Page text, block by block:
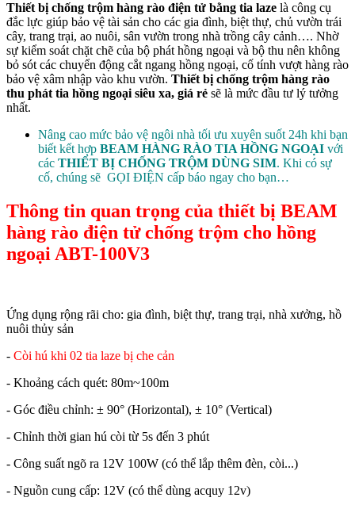
Thiết bị chống trộm hàng rào điện tử bằng tia laze là công cụ
đắc lực giúp bảo vệ tài sản cho các gia đình, biệt thự, chủ vườn trái
cây, trang trại, ao nuôi, sân vườn trong nhà trồng cây cảnh…. Nhờ
sự kiểm soát chặt chẽ của bộ phát hồng ngoại và bộ thu nên không
bỏ sót các chuyển động cắt ngang hồng ngoại, cố tính vượt hàng rào
bảo vệ xâm nhập vào khu vườn. Thiết bị chống trộm hàng rào
thu phát tia hồng ngoại siêu xa, giá rẻ sẽ là mức đầu tư lý tưởng
nhất.
Nâng cao mức bảo vệ ngôi nhà tối ưu xuyên suốt 24h khi bạn
biết kết hợp BEAM HÀNG RÀO TIA HỒNG NGOẠI với
các THIẾT BỊ CHỐNG TRỘM DÙNG SIM. Khi có sự
cố, chúng sẽ GỌI ĐIỆN cấp báo ngay cho bạn…
Thông tin quan trọng của thiết bị BEAM
hàng rào điện tử chống trộm cho hồng
ngoại ABT-100V3
Ứng dụng rộng rãi cho: gia đình, biệt thự, trang trại, nhà xưởng, hồ
nuôi thủy sản
- Còi hú khi 02 tia laze bị che cản
- Khoảng cách quét: 80m~100m
- Góc điều chỉnh: ± 90° (Horizontal), ± 10° (Vertical)
- Chỉnh thời gian hú còi từ 5s đến 3 phút
- Công suất ngõ ra 12V 100W (có thể lắp thêm đèn, còi...)
- Nguồn cung cấp: 12V (có thể dùng acquy 12v)